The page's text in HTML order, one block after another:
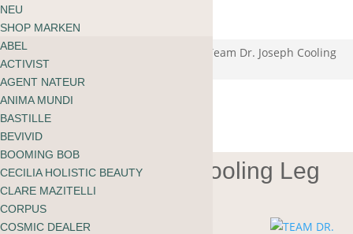
Start
/ Team Dr. Joseph Cooling
Leg Relief Gel
Team Dr. Joseph Cooling Leg
Relief Gel
Warenkorb
kein Produkt gefunden
zu shoppen
ÜBER MOOI
BLOG
English
NEU
SHOP MARKEN
ABEL
ACTIVIST
AGENT NATEUR
ANIMA MUNDI
BASTILLE
BEVIVID
BOOMING BOB
CECILIA HOLISTIC BEAUTY
CLARE MAZITELLI
CORPUS
COSMIC DEALER